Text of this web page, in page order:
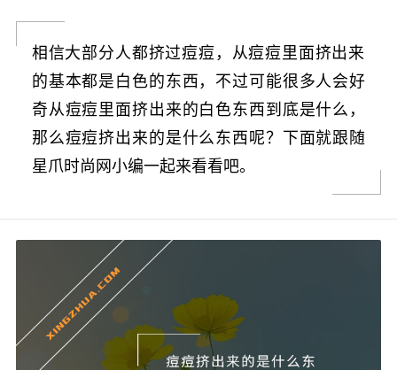
相信大部分人都挤过痘痘，从痘痘里面挤出来
的基本都是白色的东西，不过可能很多人会好
奇从痘痘里面挤出来的白色东西到底是什么，
那么痘痘挤出来的是什么东西呢？下面就跟随
星爪时尚网小编一起来看看吧。